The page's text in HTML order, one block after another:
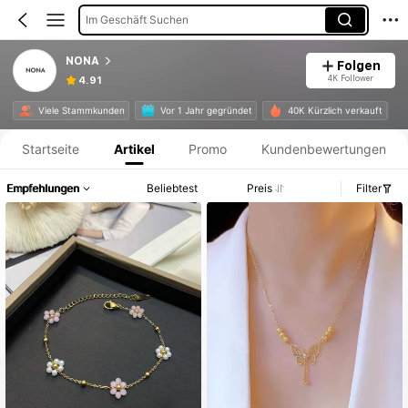
Im Geschäft Suchen
NONA
4.91
Folgen
4K Follower
Viele Stammkunden Vor 1 Jahr gegründet 40K Kürzlich verkauft
Produktinformation: Preisangabe, Verkaufs- und Lagerbestandsdetails.
Startseite Artikel Promo Kundenbewertungen
Empfehlungen Beliebtest Preis Filter